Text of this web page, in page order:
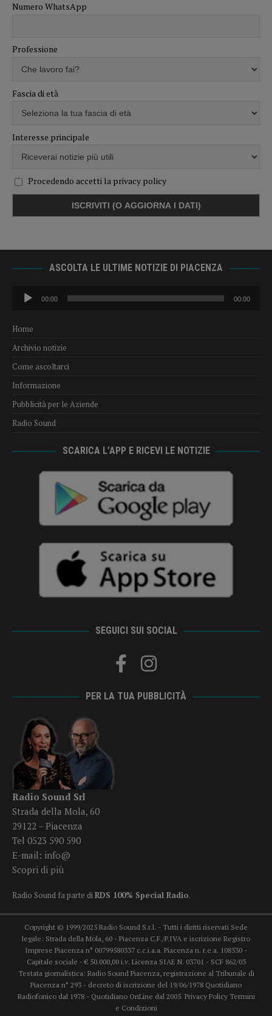
Numero WhatsApp
Professione
Fascia di età
Interesse principale
Procedendo accetti la privacy policy
ASCOLTA LE ULTIME NOTIZIE DI PIACENZA
Audio
Player
00:00 00:00
Home
Archivio notizie
Come ascoltarci
Informazione
Pubblicità per le Aziende
Radio Sound
SCARICA L’APP E RICEVI LE NOTIZIE
SEGUICI SUI SOCIAL
PER LA TUA PUBBLICITÀ
Radio Sound Srl
Strada della Mola, 60
29122 – Piacenza
Tel 0523 590 590
E-mail: info@
Scopri di più
Radio Sound fa parte diRDS 100% Special Radio.
Copyright © 1999/2025 Radio Sound S.r.l. - Tutti i diritti riservati Sede
legale: Strada della Mola, 60 - Piacenza C.F./P.IVA e iscrizione Registro
Imprese Piacenza n° 00799580337 c.c.i.a.a. Piacenza n. r.e.a. 108530 -
Capitale sociale - € 50.000,00 i.v. Licenza SIAE N. 03701 - SCF 862/03
Testata giornalistica: Radio Sound Piacenza, registrazione al Tribunale di
Piacenza n° 293 - decreto di iscrizione del 19/06/1978 Quotidiano
Radiofonico dal 1978 - Quotidiano OnLine dal 2005. Privacy Policy Termini
e Condizioni